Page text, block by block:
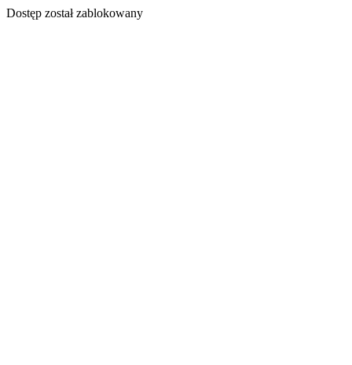
Dostęp został zablokowany